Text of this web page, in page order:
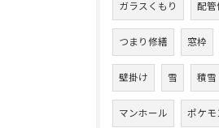
ガラスくもり 配管
つまり修繕 窓枠
壁掛け 雪 積雪
マンホール ポケモ